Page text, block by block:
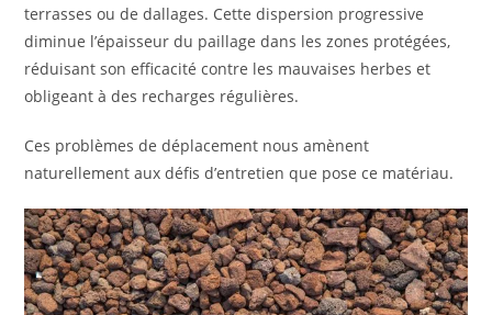
terrasses ou de dallages. Cette dispersion progressive
diminue l’épaisseur du paillage dans les zones protégées,
réduisant son efficacité contre les mauvaises herbes et
obligeant à des recharges régulières.
Ces problèmes de déplacement nous amènent
naturellement aux défis d’entretien que pose ce matériau.